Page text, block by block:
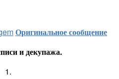
Оригинальное сообщение
и декупажа.
1.